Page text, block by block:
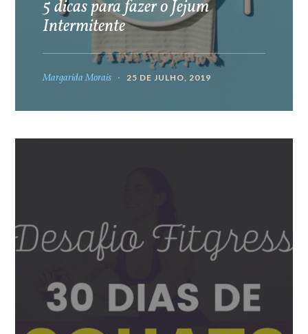
5 dicas para fazer o Jejum
Intermitente
Margarida Morais 25 DE JULHO, 2019